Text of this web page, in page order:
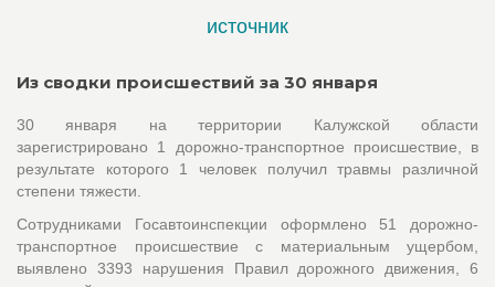
источник
Из сводки происшествий за 30 января
30 января на территории Калужской области
зарегистрировано 1 дорожно-транспортное происшествие, в
результате которого 1 человек получил травмы различной
степени тяжести.
Сотрудниками Госавтоинспекции оформлено 51 дорожно-
транспортное происшествие с материальным ущербом,
выявлено 3393 нарушения Правил дорожного движения, 6